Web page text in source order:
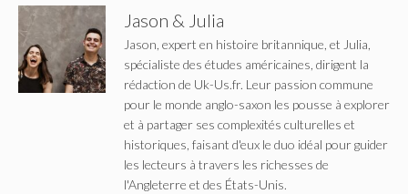
Jason & Julia
Jason, expert en histoire britannique, et Julia,
spécialiste des études américaines, dirigent la
rédaction de Uk-Us.fr. Leur passion commune
pour le monde anglo-saxon les pousse à explorer
et à partager ses complexités culturelles et
historiques, faisant d'eux le duo idéal pour guider
les lecteurs à travers les richesses de
l'Angleterre et des États-Unis.